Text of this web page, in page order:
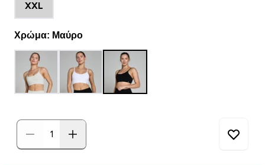
XXL
Χρώμα: Μαύρο